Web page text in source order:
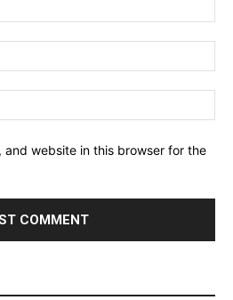
and website in this browser for the